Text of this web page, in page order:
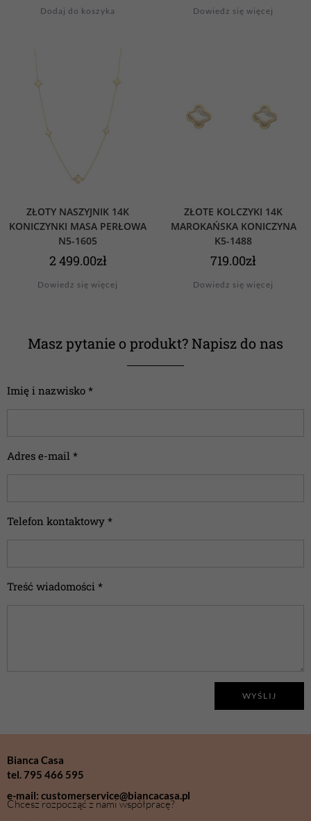
Dodaj do koszyka Dowiedz się więcej
ZŁOTY NASZYJNIK 14K
KONICZYNKI MASA PERŁOWA
N5-1605
2 499.00zł
Dowiedz się więcej
ZŁOTE KOLCZYKI 14K
MAROKAŃSKA KONICZYNA
K5-1488
719.00zł
Dowiedz się więcej
Masz pytanie o produkt? Napisz do nas
Imię i nazwisko *
Adres e-mail *
Telefon kontaktowy *
Treść wiadomości *
WYŚLIJ
Bianca Casa
tel. 795 466 595
e-mail: customerservice@biancacasa.pl
Chcesz rozpocząć z nami współpracę?